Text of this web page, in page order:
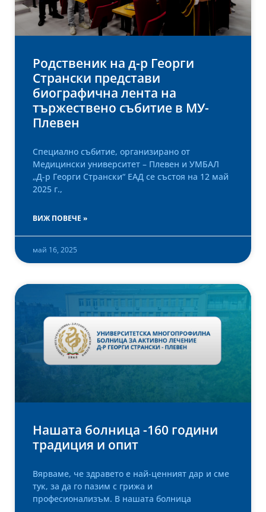
Родственик на д-р Георги
Странски представи
биографична лента на
тържествено събитие в МУ-
Плевен
Специално събитие, организирано от
Медицински университет – Плевен и УМБАЛ
„Д-р Георги Странски“ ЕАД се състоя на 12 май
2025 г.,
ВИЖ ПОВЕЧЕ »
май 16, 2025
Нашата болница -160 години
традиция и опит
Вярваме, че здравето е най-ценният дар и сме
тук, за да го пазим с грижа и
професионализъм. В нашата болница